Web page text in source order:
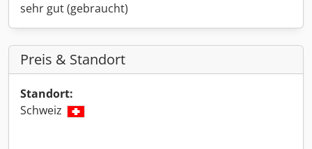
sehr gut (gebraucht)
Preis & Standort
Standort:
Schweiz